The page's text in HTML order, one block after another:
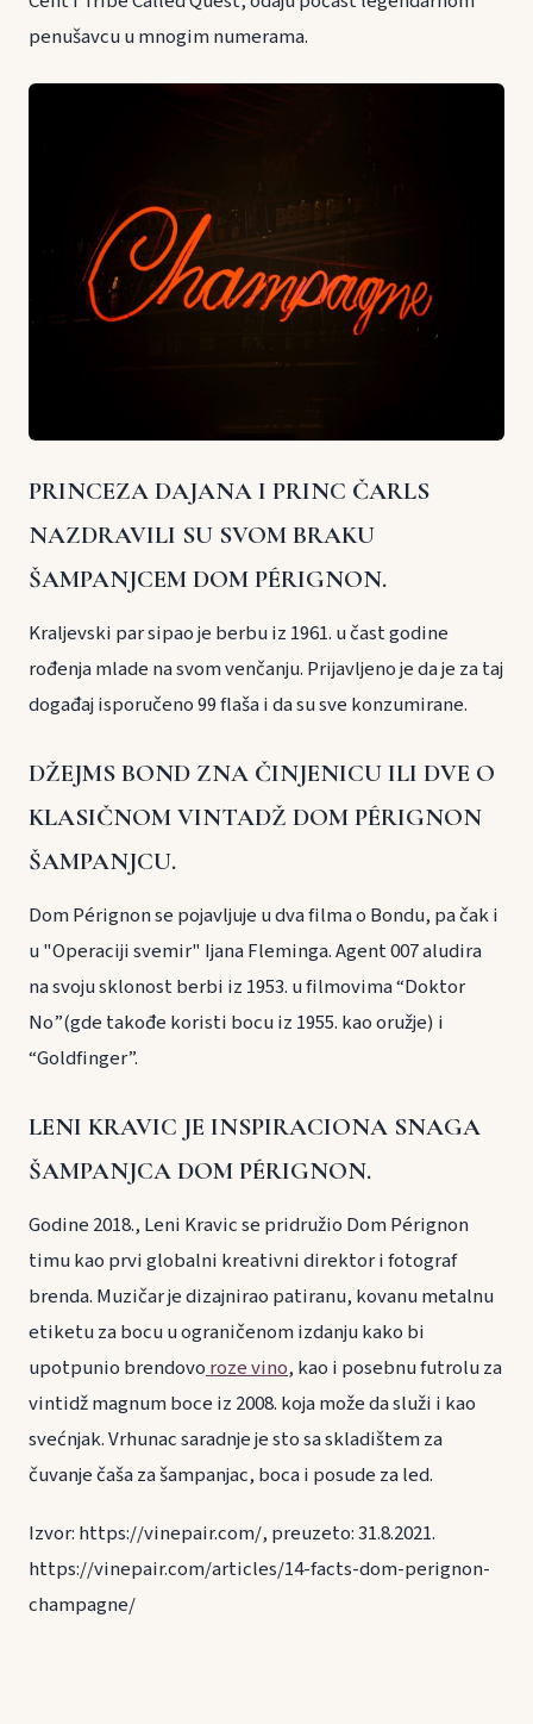
penušavcu u mnogim numerama.
PRINCEZA DAJANA I PRINC ČARLS
NAZDRAVILI SU SVOM BRAKU
ŠAMPANJCEM DOM PÉRIGNON.
Kraljevski par sipao je berbu iz 1961. u čast godine
rođenja mlade na svom venčanju. Prijavljeno je da je za taj
događaj isporučeno 99 flaša i da su sve konzumirane.
DŽEJMS BOND ZNA ČINJENICU ILI DVE O
KLASIČNOM VINTADŽ DOM PÉRIGNON
ŠAMPANJCU.
Dom Pérignon se pojavljuje u dva filma o Bondu, pa čak i
u "Operaciji svemir" Ijana Fleminga. Agent 007 aludira
na svoju sklonost berbi iz 1953. u filmovima “Doktor
No”(gde takođe koristi bocu iz 1955. kao oružje) i
“Goldfinger”.
LENI KRAVIC JE INSPIRACIONA SNAGA
ŠAMPANJCA DOM PÉRIGNON.
Godine 2018., Leni Kravic se pridružio Dom Pérignon
timu kao prvi globalni kreativni direktor i fotograf
brenda. Muzičar je dizajnirao patiranu, kovanu metalnu
etiketu za bocu u ograničenom izdanju kako bi
upotpunio brendovoroze vino, kao i posebnu futrolu za
vintidž magnum boce iz 2008. koja može da služi i kao
svećnjak. Vrhunac saradnje je sto sa skladištem za
čuvanje čaša za šampanjac, boca i posude za led.
Izvor: https://vinepair.com/, preuzeto: 31.8.2021.
https://vinepair.com/articles/14-facts-dom-perignon-
champagne/